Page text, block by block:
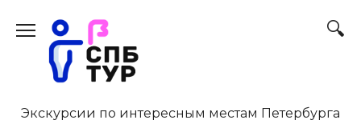
содержанию
Экскурсии по интересным местам Петербурга